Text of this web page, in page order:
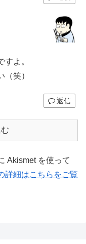
よ。
笑）
返信
Akismet を使って
詳細はこちらをご覧